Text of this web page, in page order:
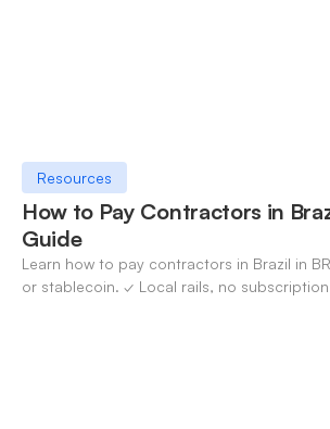
Resources
How to Pay Contractors in
Guide
Learn how to pay contractors in Brazil in
or stablecoin. ✓ Local rails, no